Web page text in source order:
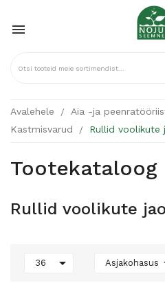

Avalehele
Aia -ja
Kastmisvarud
Rullid voolikute
Tootekataloog
Rullid voolikute
36  Asjakohasus